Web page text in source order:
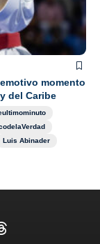
momento
del Caribe
Luis Abinader